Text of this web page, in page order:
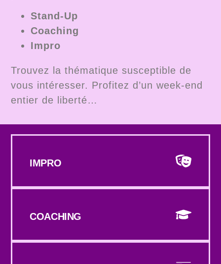
Stand-Up
Coaching
Impro
Trouvez la thématique susceptible de
vous intéresser. Profitez d’un week-end
entier de liberté…
IMPRO
COACHING